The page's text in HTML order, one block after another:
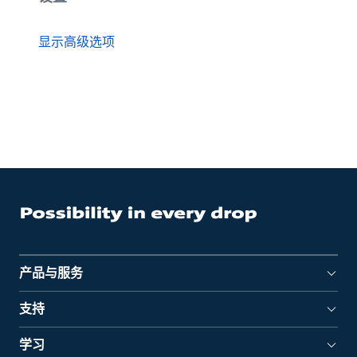
显示高级选项
产品与服务
支持
学习